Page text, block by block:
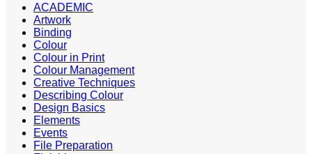
ACADEMIC
Artwork
Binding
Colour
Colour in Print
Colour Management
Creative Techniques
Describing Colour
Design Basics
Elements
Events
File Preparation